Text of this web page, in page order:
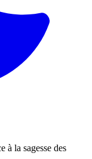
à la sagesse des